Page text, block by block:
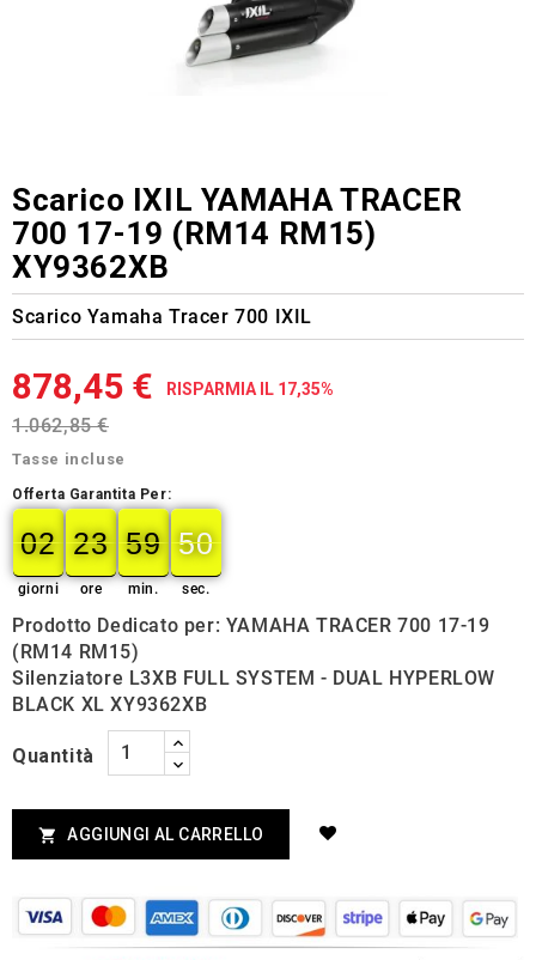
Scarico IXIL YAMAHA TRACER
700 17-19 (RM14 RM15)
XY9362XB
Scarico Yamaha Tracer 700 IXIL
878,45 € RISPARMIA IL 17,35%
1.062,85 €
Tasse incluse
Offerta Garantita Per:
02
02
00
giorni
23
23
00
ore
59
59
00
min.
49
49
50
sec.
Prodotto Dedicato per: YAMAHA TRACER 700 17-19
(RM14 RM15)
Silenziatore L3XB FULL SYSTEM - DUAL HYPERLOW
BLACK XL XY9362XB
Quantità
 AGGIUNGI AL CARRELLO